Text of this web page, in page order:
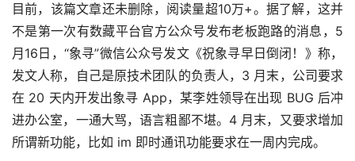
目前，该篇文章还未删除，阅读量超10万+。据了解，这并
不是第一次有数藏平台官方公众号发布老板跑路的消息，5
月16日，“象寻”微信公众号发文《祝象寻早日倒闭！》称，
发文人称，自己是原技术团队的负责人，3 月末，公司要求
在 20 天内开发出象寻 App，某李姓领导在出现 BUG 后冲
进办公室，一通大骂，语言粗鄙不堪。4 月末，又要求增加
所谓新功能，比如 im 即时通讯功能要求在一周内完成。